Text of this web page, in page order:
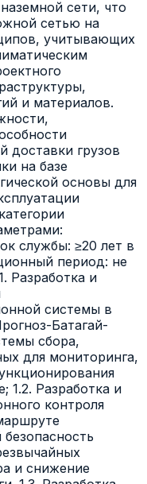
сети, что
сетью на
учитывающих
и материалов.
доставки грузов
на базе
основы для
службы: ≥20 лет в
период: не
Разработка и
системы в
Батагай-
сбора,
для мониторинга,
1.2. Разработка и
контроля
и снижение